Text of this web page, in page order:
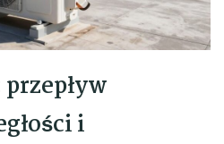
i